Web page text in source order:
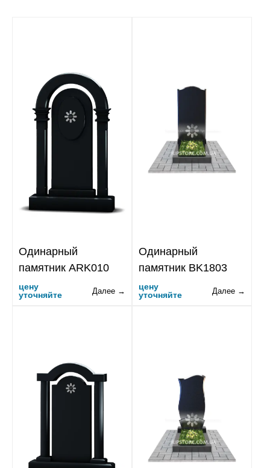
Одинарный
памятник ARK010
цену
уточняйте
Далее →
Одинарный
памятник BK1803
цену
уточняйте
Далее →